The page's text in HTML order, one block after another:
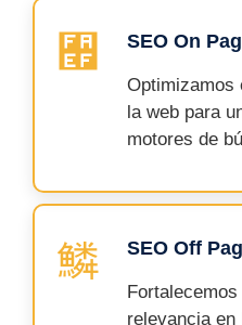
SEO On
Optimizamos
la web para
motores de
SEO Off
relevancia